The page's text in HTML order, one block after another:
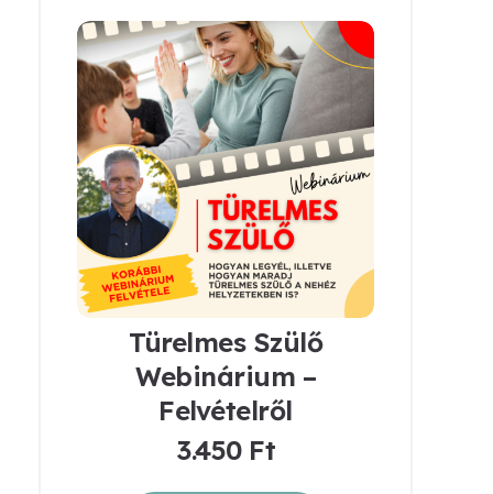
Türelmes Szülő
Webinárium –
Felvételről
3.450 Ft